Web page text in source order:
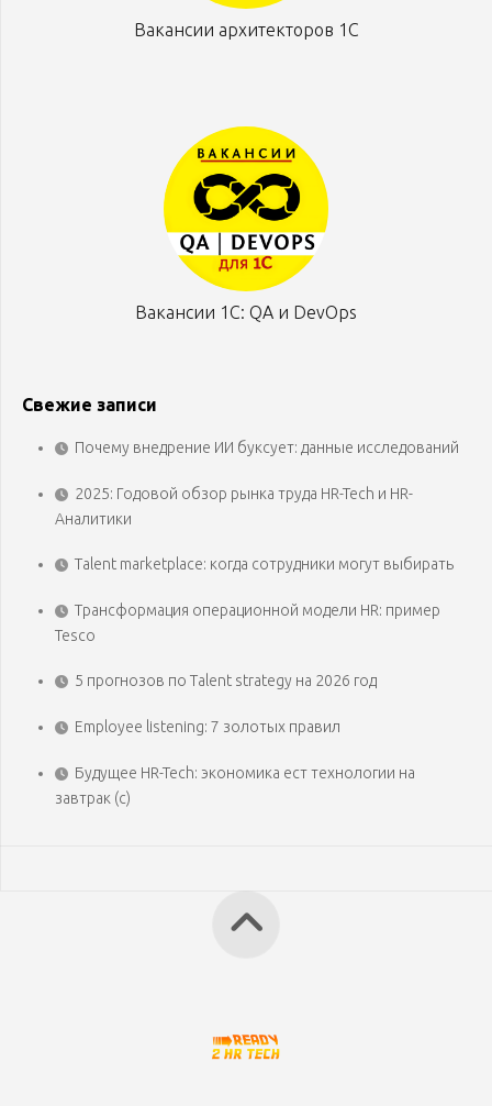
Вакансии архитекторов 1С
Вакансии 1С: QA и DevOps
Свежие записи
Почему внедрение ИИ буксует: данные исследований
2025: Годовой обзор рынка труда HR-Tech и HR-
Аналитики
Talent marketplace: когда сотрудники могут выбирать
Трансформация операционной модели HR: пример
Tesco
5 прогнозов по Talent strategy на 2026 год
Employee listening: 7 золотых правил
Будущее HR-Tech: экономика ест технологии на
завтрак (с)